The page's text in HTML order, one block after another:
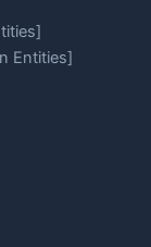
Entities]